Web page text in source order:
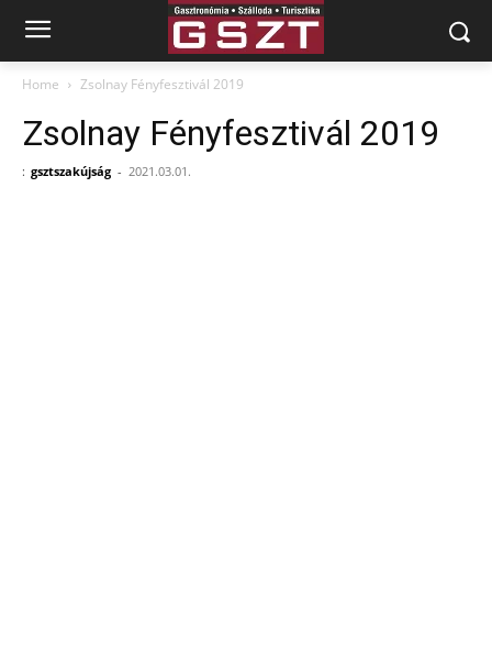
Home Zsolnay Fényfesztivál 2019
Zsolnay Fényfesztivál 2019
: gsztszakújság - 2021.03.01.